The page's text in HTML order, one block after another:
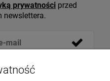
prywatności przed
newslettera.